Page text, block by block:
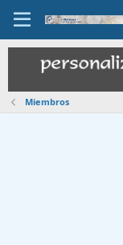
Miembros